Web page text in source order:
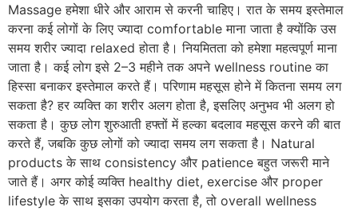
Massage हमेशा धीरे और आराम से करनी चाहिए। रात के समय इस्तेमाल
करना कई लोगों के लिए ज्यादा comfortable माना जाता है क्योंकि उस
समय शरीर ज्यादा relaxed होता है। नियमितता को हमेशा महत्वपूर्ण माना
जाता है। कई लोग इसे 2–3 महीने तक अपने wellness routine का
हिस्सा बनाकर इस्तेमाल करते हैं। परिणाम महसूस होने में कितना समय लग
सकता है? हर व्यक्ति का शरीर अलग होता है, इसलिए अनुभव भी अलग हो
सकता है। कुछ लोग शुरुआती हफ्तों में हल्का बदलाव महसूस करने की बात
करते हैं, जबकि कुछ लोगों को ज्यादा समय लग सकता है। Natural
products के साथ consistency और patience बहुत जरूरी माने
जाते हैं। अगर कोई व्यक्ति healthy diet, exercise और proper
lifestyle के साथ इसका उपयोग करता है, तो overall wellness